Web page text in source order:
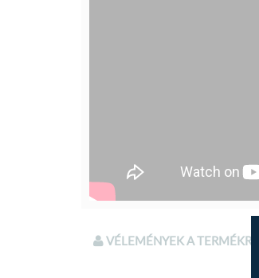
VÉLEMÉNYEK A TERMÉKRŐL